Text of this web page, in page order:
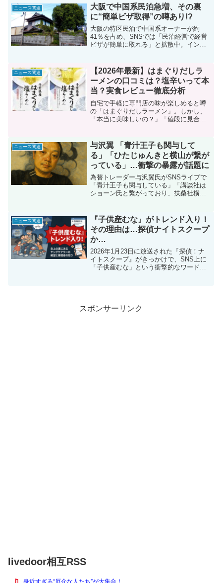
の真相に迫る。今回は、がん告白の発
表、動画削除の混乱、さらに中居フジ問
題との関連を交えた3パートで徹底解剖
し、今後の動向も予測する。SEO対策も
万全な本記事で、貴ちゃんねるずの未来
にも注目する。
ニュース関連
大阪で中国系民泊急増、その裏
に“簡単ビザ取得”の噂あり!?
大阪の特区民泊で中国系オーナーが約
41％を占め、SNSでは「民泊経営で経営
ビザが簡単に取れる」と拡散中。インバ
の緩さが相まって急増した実態を【背
景】【地域影響】【今後の展望】の3パー
トで約3000文字で徹底解説。住宅価格高
騰や治安懸念、2025年万博前夜の規制強
化動向も網羅したSEO最適化ブログ記
事。
ニュース関連
【2026年最新】はまぐりだしラ
ーメンの口コミは？塩辛いって本
当？実食レビュー徹底分析
自宅で手軽に専門店の味が楽しめると噂
の「はまぐりだしラーメン」。しかし、
「本当に美味しいの？」「値段に見合う
しょうか？本記事では、実際に購入した
人々のリアルな声を徹底的に分析し、そ
の魅力と注意点を余すところなくお伝え
します。2026年の最新トレンドも踏まえ
た究極のインスタントラーメンガイド、
必見です！
ニュース関連
与沢翼 「青汁王子も関与して
る」「ひたじゅんきと横山が繋が
っている」…衝撃の暴露が話題に
為替トレーダー与沢翼氏がSNSライブで
「青汁王子も関与している」「講談社は
ショーン氏と繋がっており、扶桑社横山
子がスーパーチャットコメントすると“敵
認定”される可能性も浮上し、視聴者は真
偽を巡り憶測を飛ばし合う展開に。ネッ
ト上では炎上・情報戦が加速し、コメン
ト欄には批判や同情、冷静な分析など多
彩な声が続出。与沢氏の狙いや業界関係
者への影響、今後の展開から目が離せな
い状況が続いている。
ニュース関連
『子供産むな』がトレンド入り！
その理由は…探偵ナイトスクープ
か…
2026年1月23日に放送された『探偵！ナ
イトスクープ』がきっかけで、SNS上に
「子供産むな」という衝撃的なワードが
としましたが、視聴者には「児童虐待」
「搾取」と映り、日本の育児環境への絶
スポンサーリンク
livedoor相互RSS
身近すぎる“厄介な人たち”が大集合！